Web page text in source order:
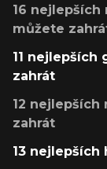
16
můžete
11
zahrát
12
zahrát
13